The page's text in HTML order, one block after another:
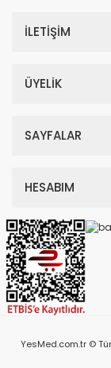
İLETİŞİM
ÜYELİK
SAYFALAR
HESABIM
YesMed.com.tr ©